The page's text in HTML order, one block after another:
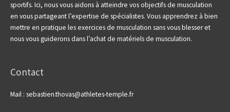
sportifs. Ici, nous vous aidons à atteindre vos objectifs de musculation
en vous partageant l’expertise de spécialistes. Vous apprendrez à bien
mettre en pratique les exercices de musculation sans vous blesser et
nous vous guiderons dans l’achat de matériels de musculation.
Contact
Mail : sebastien.thovas@athletes-temple.fr